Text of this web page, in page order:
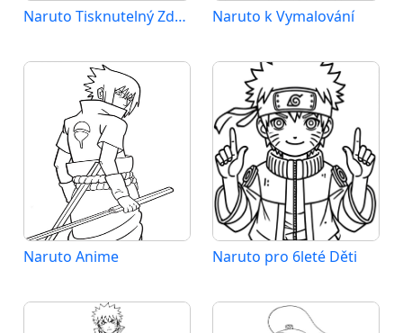
Naruto Tisknutelný Zdarma Naruto k Vymalování
Naruto Anime Naruto pro 6leté Děti